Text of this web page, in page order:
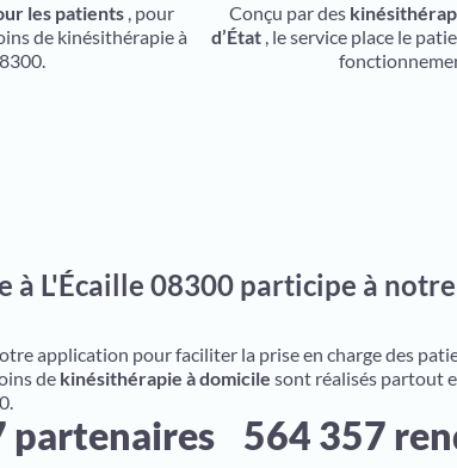
les patients, pour
de kinésithérapie à
Conçu par des
d’État, le service place le
à L'Écaille 08300 participe à
application pour faciliter la prise en charge des
de kinésithérapie à domicile sont réalisés partout
partenaires 564 357